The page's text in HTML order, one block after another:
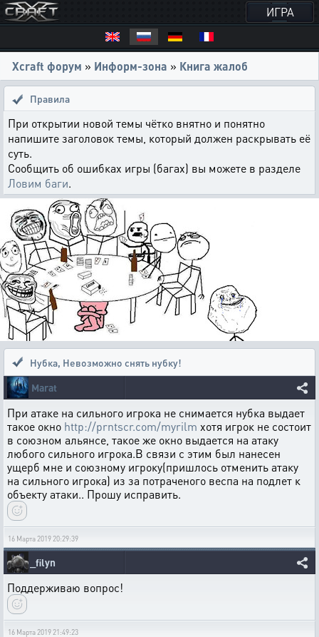
ИГРА
Xcraft форум » Информ-зона » Книга жалоб
Правила
При открытии новой темы чётко внятно и понятно
напишите заголовок темы, который должен раскрывать её
суть.
Сообщить об ошибках игры (багах) вы можете в разделе
Ловим баги.
Нубка, Невозможно снять нубку!
Marat
При атаке на сильного игрока не снимается нубка выдает
такое окно http://prntscr.com/myrilm хотя игрок не состоит
в союзном альянсе, такое же окно выдается на атаку
любого сильного игрока.В связи с этим был нанесен
ущерб мне и союзному игроку(пришлось отменить атаку
на сильного игрока) из за потраченого веспа на подлет к
объекту атаки.. Прошу исправить.
16 Марта 2019 20:29:39
_filyn
Поддерживаю вопрос!
16 Марта 2019 21:49:23